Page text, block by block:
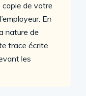
de votre
En
nature de
trace écrite
les